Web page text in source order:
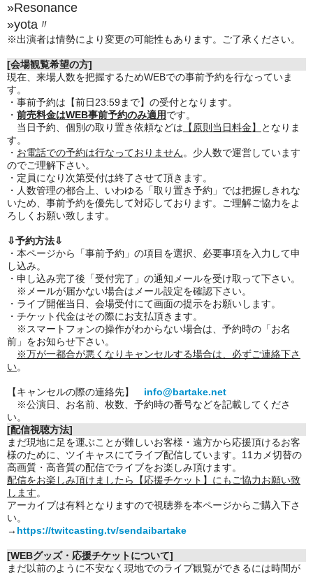
»Resonance
»yota〃
※出演者は情勢により変更の可能性もあります。ご了承ください。
[会場観覧希望の方]
現在、来場人数を把握するためWEBでの事前予約を行なっていま
す。
・事前予約は【前日23:59まで】の受付となります。
・ 前売料金はWEB事前予約のみ適用です。
当日予約、個別の取り置き依頼などは 【原則当日料金】
となりま
す。
・ お電話での予約は行なっておりません。少人数で運営しています
のでご理解下さい。
・定員になり次第受付は終了させて頂きます。
・人数管理の都合上、いわゆる「取り置き予約」では把握しきれな
いため、事前予約を優先して対応しております。ご理解ご協力をよ
ろしくお願い致します。
⇩予約方法⇩
・本ページから「事前予約」の項目を選択、必要事項を入力して申
し込み。
・申し込み完了後「受付完了」の通知メールを受け取って下さい。
※メールが届かない場合はメール設定を確認下さい。
・ライブ開催当日、会場受付にて画面の提示をお願いします。
・チケット代金はその際にお支払頂きます。
※スマートフォンの操作がわからない場合は、予約時の「お名
前」をお知らせ下さい。
※万が一都合が悪くなりキャンセルする場合は、必ずご連絡下さ
い。
【キャンセルの際の連絡先】 info@bartake.net
※公演日、お名前、枚数、予約時の番号などを記載してくださ
い。
[配信視聴方法]
まだ現地に足を運ぶことが難しいお客様・遠方から応援頂けるお客
様のために、ツイキャスにてライブ配信しています。11カメ切替の
高画質・高音質の配信でライブをお楽しみ頂けます。
配信をお楽しみ頂けましたら【応援チケット】にもご協力お願い致
します。
アーカイブは有料となりますので視聴券を本ページからご購入下さ
い。
→ https://twitcasting.tv/sendaibartake
[WEBグッズ・応援チケットについて]
まだ以前のように不安なく現地でのライブ観覧ができるには時間が